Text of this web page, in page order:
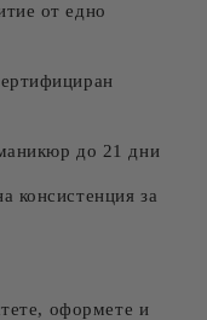
от едно
до 21 дни
консистенция за
оформете и